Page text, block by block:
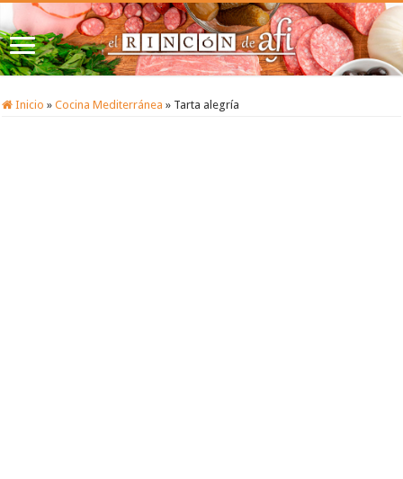
Inicio » Cocina Mediterránea » Tarta alegría